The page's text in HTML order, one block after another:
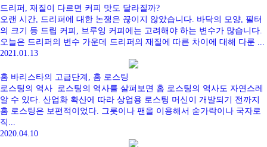
드리퍼, 재질이 다르면 커피 맛도 달라질까?
오랜 시간, 드리퍼에 대한 논쟁은 끊이지 않았습니다. 바닥의 모양, 필터
의 크기 등 드립 커피, 브루잉 커피에는 고려해야 하는 변수가 많습니다.
오늘은 드리퍼의 변수 가운데 드리퍼의 재질에 따른 차이에 대해 다룬 ...
2021.01.13
홈 바리스타의 고급단계, 홈 로스팅
로스팅의 역사 로스팅의 역사를 살펴보면 홈 로스팅의 역사도 자연스레
알 수 있다. 산업화 확산에 따라 상업용 로스팅 머신이 개발되기 전까지
홈 로스팅은 보편적이었다. 그릇이나 팬을 이용해서 숟가락이나 국자로
직...
2020.04.10